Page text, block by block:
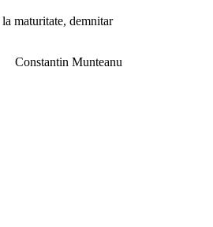
maturitate, demnitar
Constantin Munteanu